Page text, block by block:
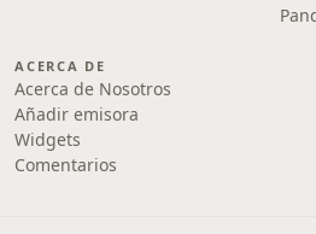
ACERCA DE
Acerca de Nosotros
Añadir emisora
Widgets
Comentarios